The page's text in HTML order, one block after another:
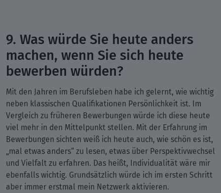
9. Was würde Sie heute anders
machen, wenn Sie sich heute
bewerben würden?
Mit den Jahren im Berufsleben habe ich gelernt, wie wichtig
neben klassischen Qualifikationen Persönlichkeit ist. Im
Vergleich zu früheren Bewerbungen würde ich diese heute
viel mehr in den Mittelpunkt stellen. Mit der Erfahrung im
Bewerbungen sichten weiß ich heute auch, wie schön es ist,
„mal etwas anders“ zu lesen, etwas über Perspektivwechsel
und Vielfalt zu erfahren. Das heißt, Individualität wäre mir
ebenfalls wichtig. Grundsätzlich würde ich im ersten Schritt
aber immer erstmal mein Netzwerk aktivieren.